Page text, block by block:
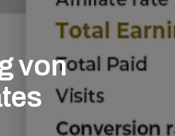
von